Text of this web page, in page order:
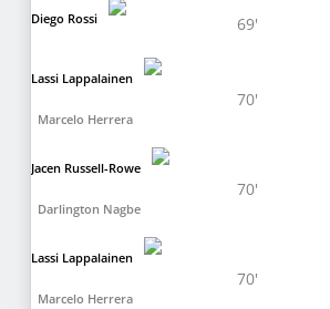
Diego Rossi 69'
Marcelo Herrera
Lassi Lappalainen
70'
Darlington Nagbe
Jacen Russell-Rowe
70'
Marcelo Herrera
Lassi Lappalainen
70'